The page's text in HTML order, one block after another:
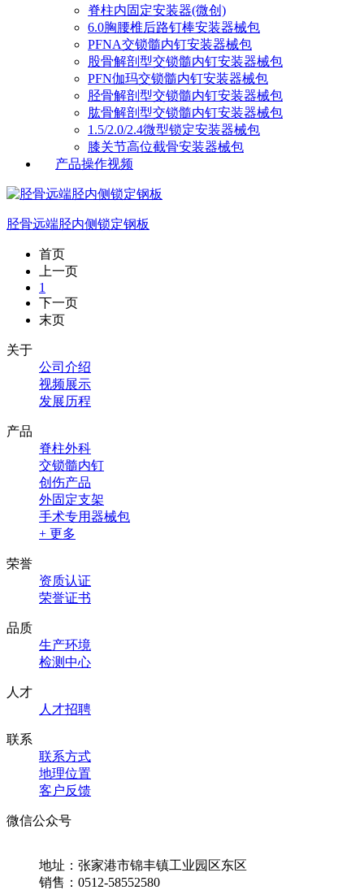
脊柱内固定安装器(微创)
6.0胸腰椎后路钉棒安装器械包
PFNA交锁髓内钉安装器械包
股骨解剖型交锁髓内钉安装器械包
PFN伽玛交锁髓内钉安装器械包
胫骨解剖型交锁髓内钉安装器械包
肱骨解剖型交锁髓内钉安装器械包
1.5/2.0/2.4微型锁定安装器械包
膝关节高位截骨安装器械包
产品操作视频
胫骨远端胫内侧锁定钢板
首页
上一页
1
下一页
末页
关于
公司介绍
视频展示
发展历程
产品
脊柱外科
交锁髓内钉
创伤产品
外固定支架
手术专用器械包
+ 更多
荣誉
资质认证
荣誉证书
品质
生产环境
检测中心
人才
人才招聘
联系
联系方式
地理位置
客户反馈
微信公众号
地址：张家港市锦丰镇工业园区东区
销售：0512-58552580